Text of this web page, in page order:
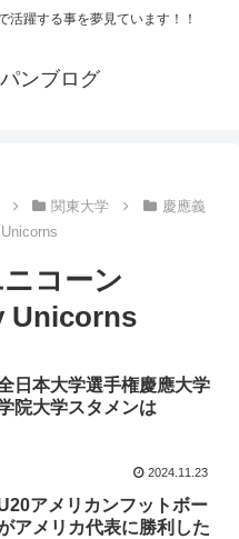
活躍する事を夢見ています！！
ンブログ
関東大学
慶應義
コーン
Unicorns
日本大学選手権慶應大学
院大学スタメンは
2024.11.23
アメリカンフットボー
アメリカ代表に勝利した